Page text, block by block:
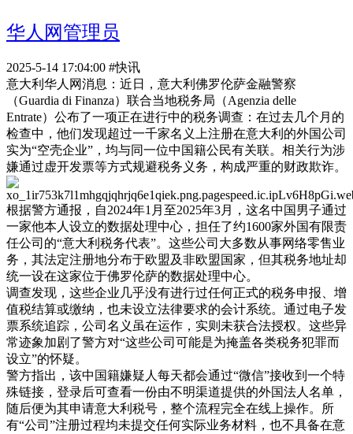
华人网管理员
2025-5-14 17:04:00 #快讯
意大利华人网消息：近日，意大利佛罗伦萨金融警察
（Guardia di Finanza）联合当地税务局（Agenzia delle
Entrate）公布了一项正在进行中的税务调查：在过去几个月的
检查中，他们发现超过一千家名义上注册在意大利的外国公司
实为“空壳企业”，均与同一位中国籍公民有关联。相关行为涉
嫌通过虚开发票等方式规避税务义务，构成严重的财政欺诈。
根据警方通报，自2024年1月至2025年3月，这名中国男子通过
一家他本人设立的数据处理中心，担任了约1600家外国有限责
任公司的“意大利税务代表”。这些公司大多数从事网络零售业
务，其法定注册地分布于欧盟及非欧盟国家，但其税务地址却
统一设在这家位于佛罗伦萨的数据处理中心。
调查发现，这些企业几乎没有进行过任何正式的税务申报、增
值税结算或缴纳，也未设立法律要求的会计系统。通过电子发
票系统追踪，公司名义虽在运作，实则未获合法授权。这些异
常迹象加剧了警方对“这些公司可能是为掩盖各类税务犯罪而
设立”的怀疑。
警方指出，该中国籍嫌疑人每天都会通过“微信”接收到一个特
殊链接，登录后可查看一份由不明渠道提供的外国法人名单，
随后便为其申请意大利税号，整个流程完全在线上操作。所
有“公司”注册过程均未提交任何实际业务材料，也不具备在意